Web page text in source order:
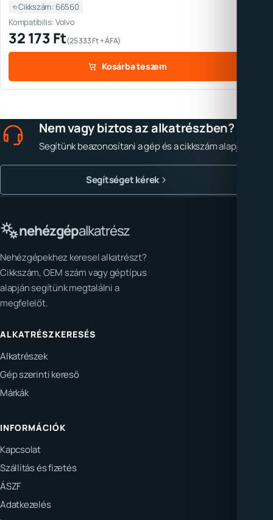
Cikkszám: 66560
Kompatibilis: Volvo
32 173Ft(25 333Ft+ ÁFA)
Kosárba teszem
Nem vagy biztos az alkatrészben?
Segítünk beazonosítani a gép és a cikkszám alapján.
Segítséget kérek
nehézgépalkatrész
Nehézgépekhez keresel alkatrészt?
Cikkszám, OEM szám vagy géptípus
alapján segítünk megtalálni a
megfelelőt.
ALKATRÉSZKERESÉS
Alkatrészek
Gép szerinti kereső
Márkák
INFORMÁCIÓK
Kapcsolat
Szállítás és fizetés
ÁSZF
Adatkezelés